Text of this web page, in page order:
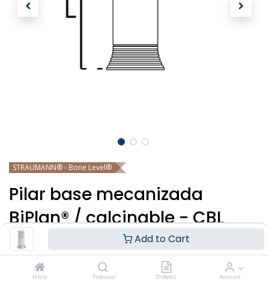
Add to Cart
Início Procurar Ordens Account
STRAUMANN® - Bone Level®
Pilar base mecanizada
BiPlan® / calcinable - CBL
Entrar |Registarpara ver o preço